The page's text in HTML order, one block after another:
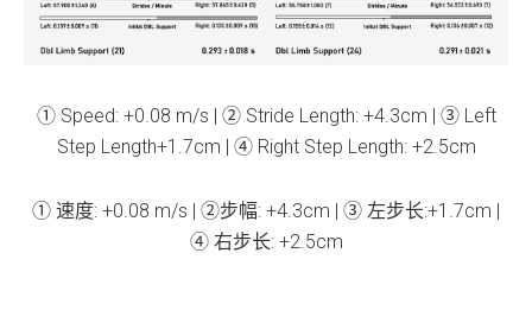
① Speed: +0.08 m/s | ② Stride Length: +4.3cm | ③ Left
Step Length+1.7cm | ④ Right Step Length: +2.5cm
① 速度: +0.08 m/s | ②步幅: +4.3cm | ③ 左步长:+1.7cm |
④ 右步长: +2.5cm